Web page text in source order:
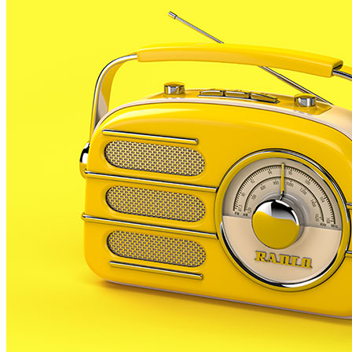
tipus de servei a Malgrat i, segons Campoy,
Segons Campoy, aquests servei, que no inclouria
permetria aquests equipament. Ho diu en declaracions
En l’última sessió plenària, ERC proposava la
d’altres religions que no siguin la catòlica. La
faci l’empresa gestora del tanatori.
Tot i la intenció de l’Ajuntament i les empreses
sobre els possibles emplaçaments del tanatori i sala
A partir d’ara no et perdis res. Rep